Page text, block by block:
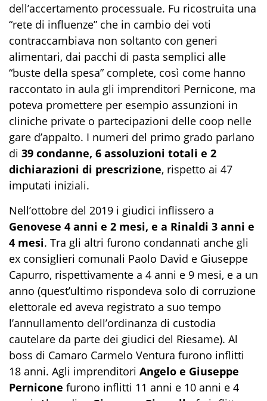
dell’accertamento processuale. Fu ricostruita una
“rete di influenze” che in cambio dei voti
contraccambiava non soltanto con generi
alimentari, dai pacchi di pasta semplici alle
“buste della spesa” complete, così come hanno
raccontato in aula gli imprenditori Pernicone, ma
poteva promettere per esempio assunzioni in
cliniche private o partecipazioni delle coop nelle
gare d’appalto. I numeri del primo grado parlano
di 39 condanne, 6 assoluzioni totali e 2
dichiarazioni di prescrizione, rispetto ai 47
imputati iniziali.
Nell’ottobre del 2019 i giudici inflissero a
Genovese 4 anni e 2 mesi, e a Rinaldi 3 anni e
4 mesi. Tra gli altri furono condannati anche gli
ex consiglieri comunali Paolo David e Giuseppe
Capurro, rispettivamente a 4 anni e 9 mesi, e a un
anno (quest’ultimo rispondeva solo di corruzione
elettorale ed aveva registrato a suo tempo
l’annullamento dell’ordinanza di custodia
cautelare da parte dei giudici del Riesame). Al
boss di Camaro Carmelo Ventura furono inflitti
18 anni. Agli imprenditori Angelo e Giuseppe
Pernicone furono inflitti 11 anni e 10 anni e 4